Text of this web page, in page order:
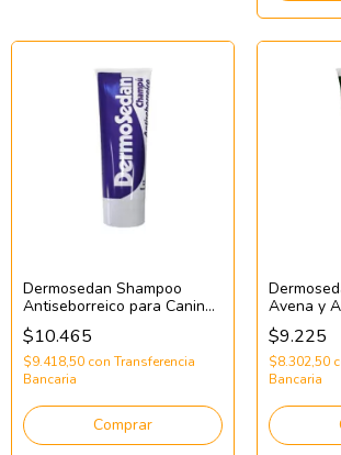
Dermosedan Shampoo
Antiseborreico para Caninos
y Felinos
$10.465
$9.418,50 con Transferencia
Bancaria
Comprar
Avena y
y Felinos
$9.225
$8.302,50
Bancaria